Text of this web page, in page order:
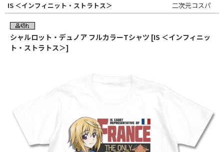
IS ＜インフィニット・ストラトス＞ 二次元コスパ
シャルロット・デュノア フルカラーTシャツ [IS ＜インフィニッ
ト・ストラトス＞]